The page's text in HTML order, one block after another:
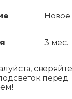
Новое
3 мес.
сверяйте
перед